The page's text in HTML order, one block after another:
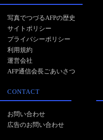
写真でつづるAFPの歴史
サイトポリシー
プライバシーポリシー
利用規約
運営会社
AFP通信会長ごあいさつ
CONTACT
お問い合わせ
広告のお問い合わせ